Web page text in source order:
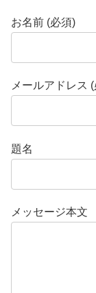
お名前 (必須)
メールアドレス
題名
メッセージ本文